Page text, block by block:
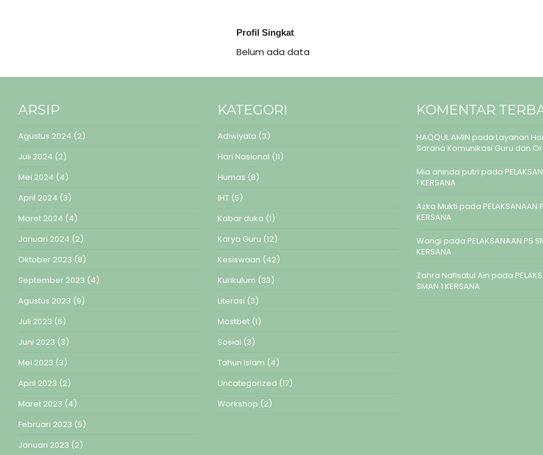
Profil Singkat
Belum ada data
ARSIP
Agustus 2024 (2)
Juli 2024 (2)
Mei 2024 (4)
April 2024 (3)
Maret 2024 (4)
Januari 2024 (2)
Oktober 2023 (8)
September 2023 (4)
Agustus 2023 (9)
Juli 2023 (6)
Juni 2023 (3)
Mei 2023 (3)
April 2023 (2)
Maret 2023 (4)
Februari 2023 (5)
Januari 2023 (2)
KATEGORI
Adiwiyata (3)
Hari Nasional (11)
Humas (8)
IHT(5)
Kabar duka (1)
Karya Guru (12)
Kesiswaan (42)
Kurikulum (33)
Literasi (3)
Mostbet(1)
Sosial (3)
Tahun Islam (4)
Uncategorized (17)
Workshop (2)
KOMENTAR
HAQQUL AMIN pada Layanan
Sarana Komunikasi Guru dan
Mia aninda putri pada
1 KERSANA
Azka Mukti pada PELAKSANAAN
KERSANA
Wangi pada PELAKSANAAN P5
KERSANA
Zahra Nafisatul Ain pada
SMAN 1 KERSANA